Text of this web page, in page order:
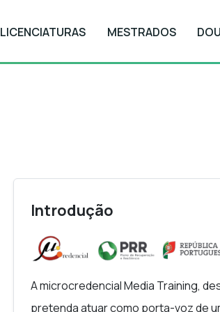
LICENCIATURAS MESTRADOS
Introdução
A microcredencial Media Training,
pretenda atuar como porta-voz de